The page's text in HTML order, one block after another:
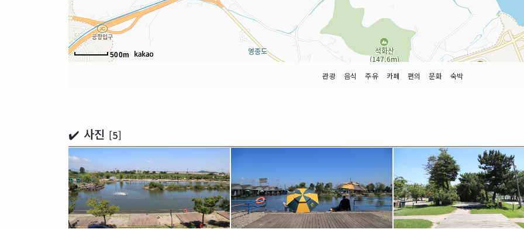
500m
관광 음식 주유 카페 편의 문화 숙박
✔️ 사진 [5]